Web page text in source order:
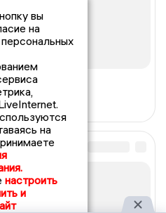
вы
на
на
настроить
и